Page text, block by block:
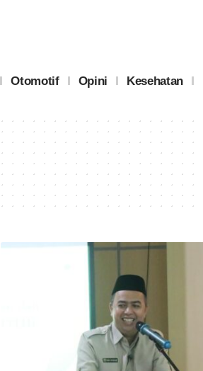
Otomotif Opini Kesehatan